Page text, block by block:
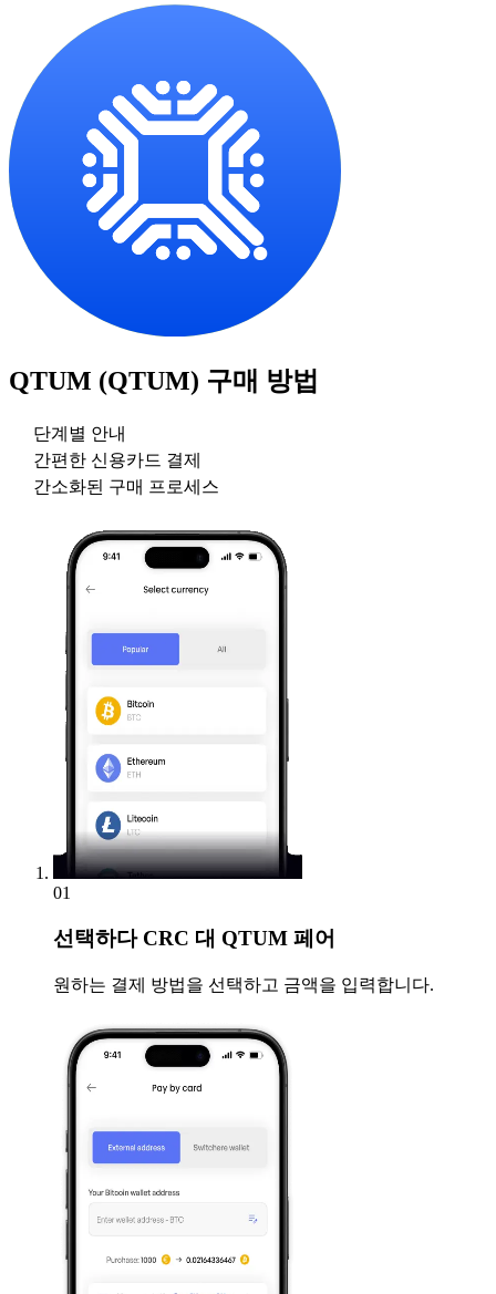
QTUM (QTUM) 구매 방법
단계별 안내
간편한 신용카드 결제
간소화된 구매 프로세스
01
선택하다CRC 대 QTUM 페어
원하는 결제 방법을 선택하고 금액을 입력합니다.